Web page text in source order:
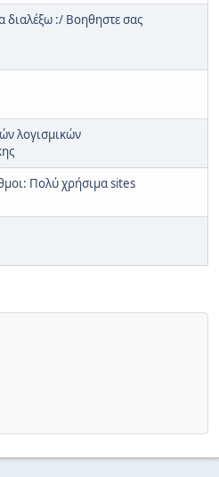
διαλέξω :/ Βοηθηστε σας
λογισμικών
Πολύ χρήσιμα sites